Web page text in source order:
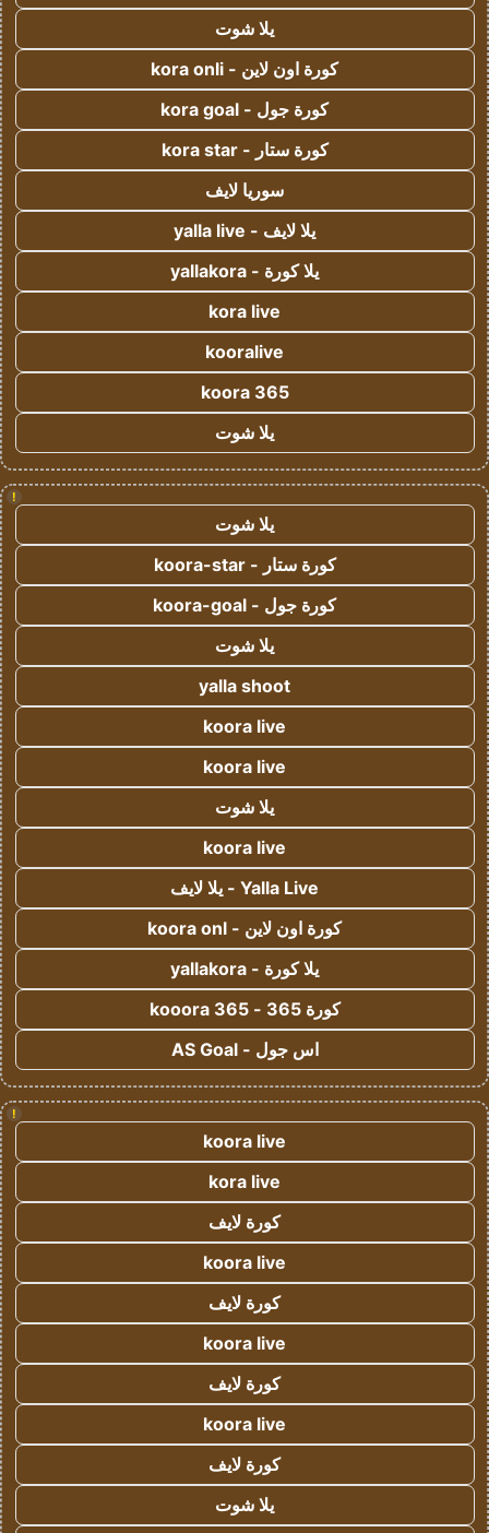
يلا شوت
كورة اون لاين - kora onli
كورة جول - kora goal
كورة ستار - kora star
سوريا لايف
يلا لايف - yalla live
يلا كورة - yallakora
kora live
kooralive
koora 365
يلا شوت
!
يلا شوت
كورة ستار - koora-star
كورة جول - koora-goal
يلا شوت
yalla shoot
koora live
koora live
يلا شوت
koora live
Yalla Live - يلا لايف
كورة اون لاين - koora onl
يلا كورة - yallakora
كورة 365 - kooora 365
اس جول - AS Goal
!
koora live
kora live
كورة لايف
koora live
كورة لايف
koora live
كورة لايف
koora live
كورة لايف
يلا شوت